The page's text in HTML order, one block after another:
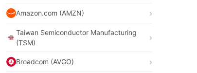
Amazon.com (AMZN)
Taiwan Semiconductor Manufacturing
(TSM)
Broadcom (AVGO)